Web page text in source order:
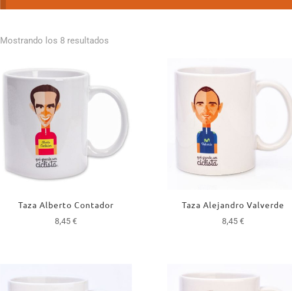
Mostrando los 8 resultados
Taza Alberto Contador
8,45€
Taza Alejandro Valverde
8,45€